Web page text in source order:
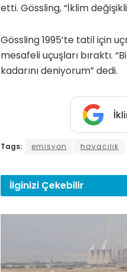
etti. Gössling, “İklim
Gössling 1995’te tatil için
mesafeli uçuşları bıraktı.
kadarını deniyorum” dedi.
Tags: emisyon havacılık
İlginizi Çekebilir